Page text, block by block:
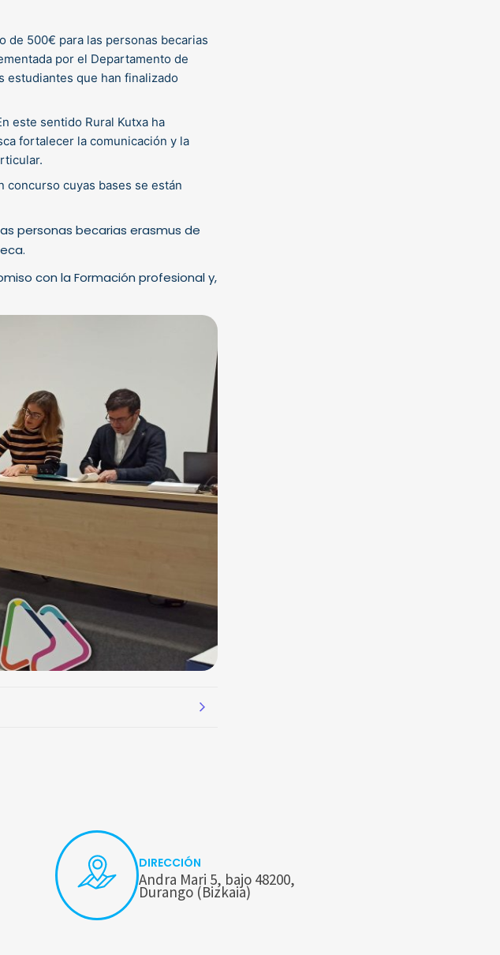
de 500€ para las personas becarias
por el Departamento de
estudiantes que han finalizado
este sentido Rural Kutxa ha
fortalecer la comunicación y la
concurso cuyas bases se están
personas becarias erasmus de
con la Formación profesional y,
DIRECCIÓN
Andra Mari 5, bajo 48200,
Durango (Bizkaia)